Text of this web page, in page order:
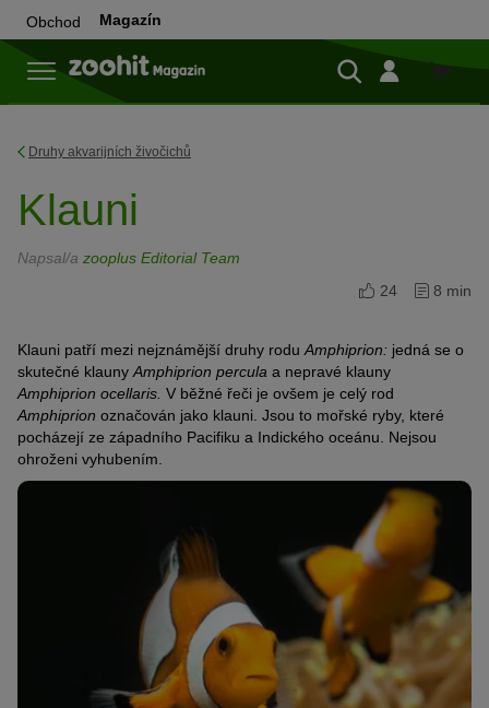
Obchod Magazín
Do
Druhy akvarijních živočichů
Klauni
Napsal/a zooplus Editorial Team
24
8 min
Klauni patří mezi nejznámější druhy rodu Amphiprion: jedná se o
skutečné klauny Amphiprion percula a nepravé klauny
Amphiprion ocellaris. V běžné řeči je ovšem je celý rod
Amphiprion označován jako klauni. Jsou to mořské ryby, které
pocházejí ze západního Pacifiku a Indického oceánu. Nejsou
ohroženi vyhubením.